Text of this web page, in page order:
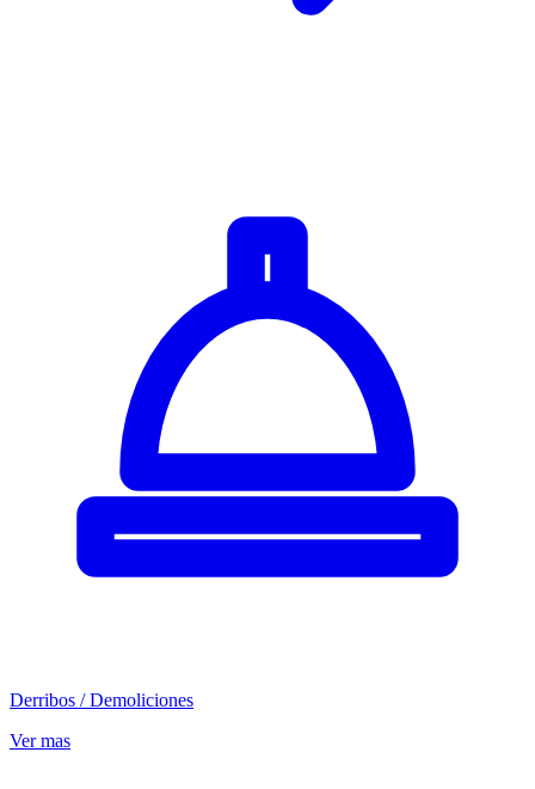
Derribos / Demoliciones
Ver mas